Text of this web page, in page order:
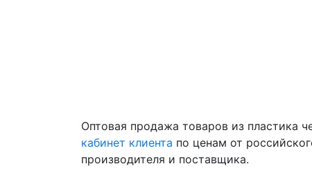
Оптовая продажа товаров из пластика
кабинет клиента по ценам от
производителя и поставщика.